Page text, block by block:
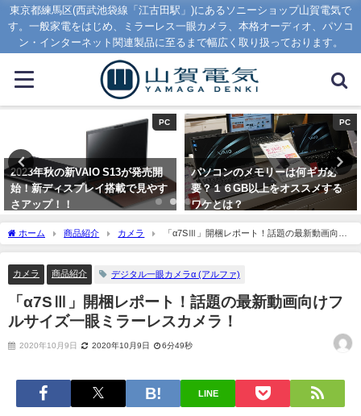
東京都練馬区(西武池袋線「江古田駅」)にあるソニーショップ山賀電気で
す。一般家電をはじめ、ミラーレス一眼カメラ、本格オーディオ、パソコ
ン・インターネット関連製品に至るまで幅広く取り扱っております。
PC
パソコンのメモリーは何ギガ必
要？１６GB以上をオススメする
ワケとは？
オーディオ
【大人気】予約殺到のWF-
1000XM5とWF-1000XM4の大き
さ比較
ホーム 商品紹介 カメラ
「α7SⅢ」開梱レポート！話題の最新動画向け
フルサイズ一眼ミラーレスカメラ！
カメラ 商品紹介 デジタル一眼カメラα (アルファ)
「α7SⅢ」開梱レポート！話題の最新動画向けフ
ルサイズ一眼ミラーレスカメラ！
2020年10月9日 2020年10月9日 6分49秒
LINE